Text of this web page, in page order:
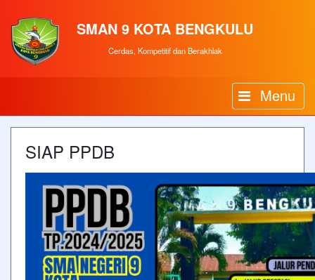
SMAN 9 KOTA BENGKULU
Cerdas, Kompetitif dan Berakhlak
Menu
SIAP PPDB